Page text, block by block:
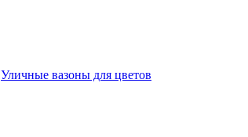
Уличные вазоны для цветов